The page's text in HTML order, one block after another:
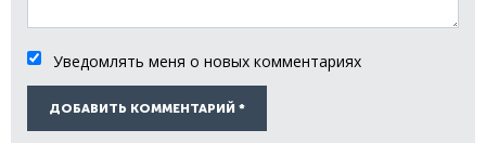
Уведомлять меня о новых комментариях
ДОБАВИТЬ КОММЕНТАРИЙ *